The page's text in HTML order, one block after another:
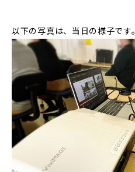
以下の写真は、当日の様子です。